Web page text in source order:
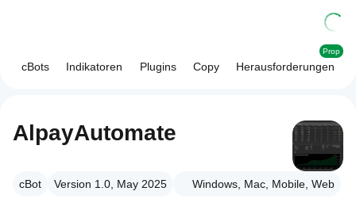
cBots Indikatoren Plugins Copy Herausforderungen
Prop
AlpayAutomate
cBot Version 1.0, May 2025 Windows, Mac, Mobile, Web